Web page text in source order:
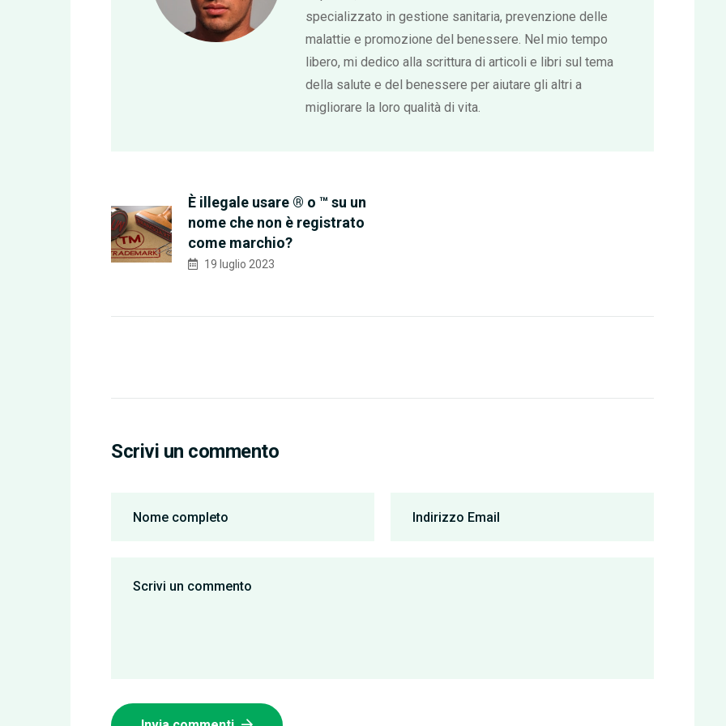
specializzato in gestione sanitaria, prevenzione delle
malattie e promozione del benessere. Nel mio tempo
libero, mi dedico alla scrittura di articoli e libri sul tema
della salute e del benessere per aiutare gli altri a
migliorare la loro qualità di vita.
È illegale usare ® o ™ su un
nome che non è registrato
come marchio?
19 luglio 2023
Scrivi un commento